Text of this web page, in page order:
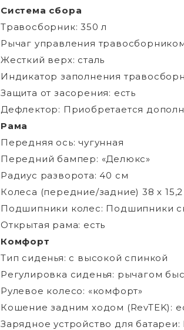
Система сбора
Травосборник: 350 л
Рычаг управления
Жесткий верх: сталь
Индикатор заполнения
Защита от засорения: есть
Дефлектор: Приобретается
Рама
Передняя ось: чугунная
Передний бампер: «Делюкс»
Радиус разворота: 40 см
Колеса (передние/задние) 38 х 15,2
Подшипники колес: Подшипники
Открытая рама: есть
Комфорт
Тип сиденья: с высокой спинкой
Регулировка сиденья: рычагом
Рулевое колесо: «комфорт»
Кошение задним ходом (RevTEK):
Зарядное устройство для